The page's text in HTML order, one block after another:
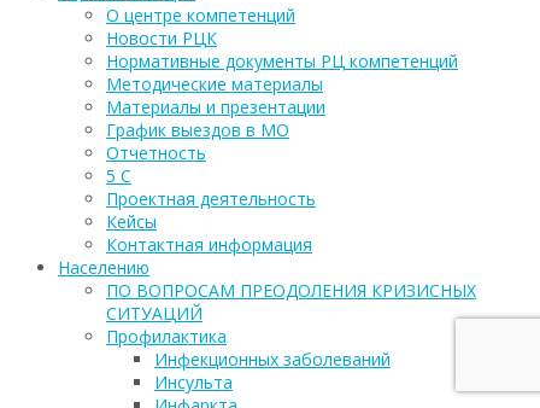
О центре компетенций
Новости РЦК
Нормативные документы РЦ компетенций
Методические материалы
Материалы и презентации
График выездов в МО
Отчетность
5 С
Проектная деятельность
Кейсы
Контактная информация
Населению
ПО ВОПРОСАМ ПРЕОДОЛЕНИЯ КРИЗИСНЫХ
СИТУАЦИЙ
Профилактика
Инфекционных заболеваний
Инсульта